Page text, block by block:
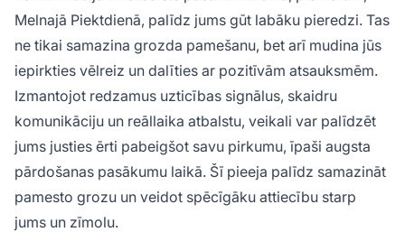
Melnajā Piektdienā, palīdz jums gūt labāku pieredzi. Tas
ne tikai samazina grozda pamešanu, bet arī mudina jūs
iepirkties vēlreiz un dalīties ar pozitīvām atsauksmēm.
Izmantojot redzamus uzticības signālus, skaidru
komunikāciju un reāllaika atbalstu, veikali var palīdzēt
jums justies ērti pabeigšot savu pirkumu, īpaši augsta
pārdošanas pasākumu laikā. Šī pieeja palīdz samazināt
pamesto grozu un veidot spēcīgāku attiecību starp
jums un zīmolu.